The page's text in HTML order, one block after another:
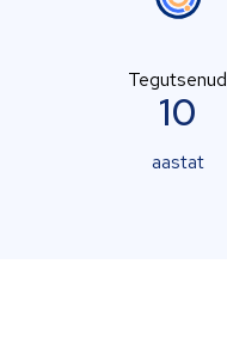
Tegutsenud
10
aastat